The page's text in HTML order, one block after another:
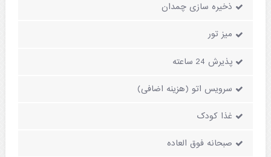
ذخیره سازی چمدان
میز تور
پذیرش 24 ساعته
سرویس اتو (هزینه اضافی)
غذا کودک
صبحانه فوق العاده